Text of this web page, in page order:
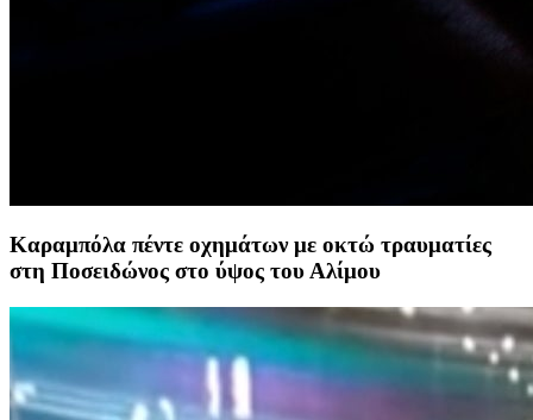
Καραμπόλα πέντε οχημάτων με οκτώ τραυματίες
στη Ποσειδώνος στο ύψος του Αλίμου